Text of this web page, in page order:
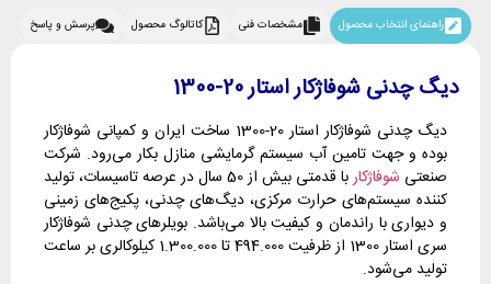
راهنمای انتخاب محصول مشخصات فنی کاتالوگ محصول پرسش و پاسخ
دیگ چدنی شوفاژکار استار 20-1300
دیگ چدنی شوفاژکار استار 20-1300 ساخت ایران و کمپانی شوفاژکار
بوده و جهت تامین آب سیستم گرمایشی منازل بکار می‌رود. شرکت
صنعتی شوفاژکار
با قدمتی بیش از 50 سال در عرصه تاسیسات، تولید
کننده سیستم‌های حرارت مرکزی، دیگ‌های چدنی، پکیج‌های زمینی
و دیواری با راندمان و کیفیت بالا می‌باشد. بویلرهای چدنی شوفاژکار
سری استار 1300 از ظرفیت 494.000 تا 1.300.000 کیلوکالری بر ساعت
تولید می‌شود.